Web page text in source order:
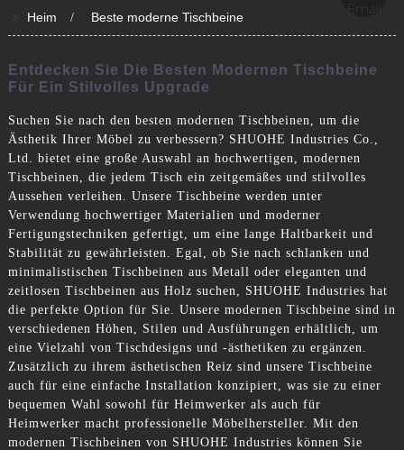
>> Heim Beste moderne Tischbeine
Entdecken Sie Die Besten Modernen Tischbeine
Für Ein Stilvolles Upgrade
Suchen Sie nach den besten modernen Tischbeinen, um die
Ästhetik Ihrer Möbel zu verbessern? SHUOHE Industries Co.,
Ltd. bietet eine große Auswahl an hochwertigen, modernen
Tischbeinen, die jedem Tisch ein zeitgemäßes und stilvolles
Aussehen verleihen. Unsere Tischbeine werden unter
Verwendung hochwertiger Materialien und moderner
Fertigungstechniken gefertigt, um eine lange Haltbarkeit und
Stabilität zu gewährleisten. Egal, ob Sie nach schlanken und
minimalistischen Tischbeinen aus Metall oder eleganten und
zeitlosen Tischbeinen aus Holz suchen, SHUOHE Industries hat
die perfekte Option für Sie. Unsere modernen Tischbeine sind in
verschiedenen Höhen, Stilen und Ausführungen erhältlich, um
eine Vielzahl von Tischdesigns und -ästhetiken zu ergänzen.
Zusätzlich zu ihrem ästhetischen Reiz sind unsere Tischbeine
auch für eine einfache Installation konzipiert, was sie zu einer
bequemen Wahl sowohl für Heimwerker als auch für
Heimwerker macht professionelle Möbelhersteller. Mit den
modernen Tischbeinen von SHUOHE Industries können Sie